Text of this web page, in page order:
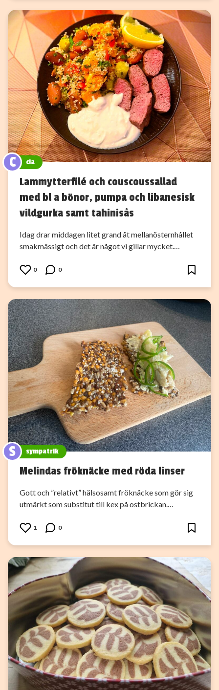
C cia
Lammytterfilé och couscoussallad
med bl a bönor, pumpa och libanesisk
vildgurka samt tahinisås
Idag drar middagen litet grand åt mellanösternhållet
smakmässigt och det är något vi gillar mycket.…
0 0
S sympatrik
Melindas fröknäcke med röda linser
Gott och ”relativt” hälsosamt fröknäcke som gör sig
utmärkt som substitut till kex på ostbrickan.…
1 0